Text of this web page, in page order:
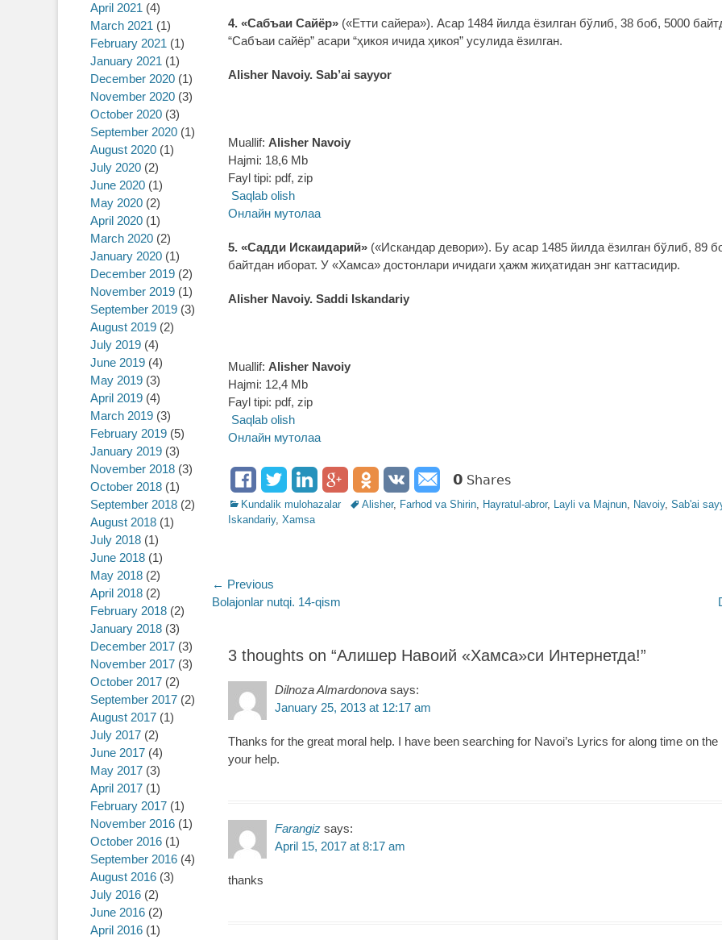
4. «Сабъаи Сайёр» («Етти сайера»). Асар 1484 йилда ёзилган бўлиб, 38 боб, 5000
“Сабъаи сайёр” асари “ҳикоя ичида ҳикоя” усулида ёзилган.
Alisher Navoiy. Sab’ai sayyor
Muallif: Alisher Navoiy
Hajmi: 18,6 Mb
Fayl tipi: pdf, zip
Saqlab olish
Онлайн мутолаа
5. «Садди Искаидарий» («Искандар девори»). Бу асар 1485 йилда ёзилган бўлиб, 89
байтдан иборат. У «Хамса» достонлари ичидаги ҳажм жиҳатидан энг каттасидир.
Alisher Navoiy. Saddi Iskandariy
Muallif: Alisher Navoiy
Hajmi: 12,4 Mb
Fayl tipi: pdf, zip
Saqlab olish
Онлайн мутолаа
0 Shares
Categories
Kundalik mulohazalar TagsAlisher, Farhod va Shirin, Hayratul-abror, Layli va Majnun, Navoiy, Sab'ai
Iskandariy, Xamsa
Post
navigation
← Previous
Previous
Bolajonlar nutqi. 14-qism
3 thoughts on “Алишер Навоий «Хамса»си Интернетда!”
Dilnoza Almardonova says:
January 25, 2013 at 12:17 am
Thanks for the great moral help. I have been searching for Navoi’s Lyrics for along time on
your help.
Farangiz says:
April 15, 2017 at 8:17 am
thanks
April 2021 (4)
March 2021 (1)
February 2021 (1)
January 2021 (1)
December 2020 (1)
November 2020 (3)
October 2020 (3)
September 2020 (1)
August 2020 (1)
July 2020 (2)
June 2020 (1)
May 2020 (2)
April 2020 (1)
March 2020 (2)
January 2020 (1)
December 2019 (2)
November 2019 (1)
September 2019 (3)
August 2019 (2)
July 2019 (4)
June 2019 (4)
May 2019 (3)
April 2019 (4)
March 2019 (3)
February 2019 (5)
January 2019 (3)
November 2018 (3)
October 2018 (1)
September 2018 (2)
August 2018 (1)
July 2018 (1)
June 2018 (1)
May 2018 (2)
April 2018 (2)
February 2018 (2)
January 2018 (3)
December 2017 (3)
November 2017 (3)
October 2017 (2)
September 2017 (2)
August 2017 (1)
July 2017 (2)
June 2017 (4)
May 2017 (3)
April 2017 (1)
February 2017 (1)
November 2016 (1)
October 2016 (1)
September 2016 (4)
August 2016 (3)
July 2016 (2)
June 2016 (2)
April 2016 (1)